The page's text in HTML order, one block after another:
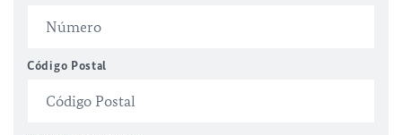
Código Postal